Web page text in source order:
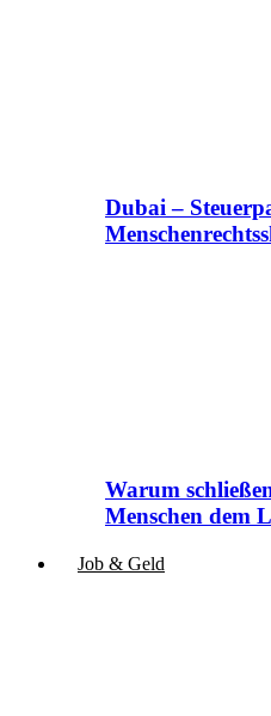
Dubai –
Warum
Menschen dem
Job & Geld